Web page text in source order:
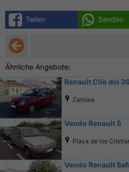
Teilen Senden
Ähnliche Angebote:
Renault Clio dci
Zamora
Vendo Renault 5
Playa de los
Vendo Renault